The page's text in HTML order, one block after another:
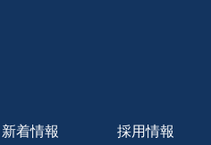
新着情報 採用情報